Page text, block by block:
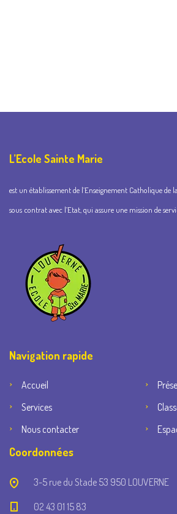
L’Ecole Sainte Marie
est un établissement de l’Enseignement Catholique de
sous contrat avec l’Etat, qui assure une mission de
Navigation rapide
Accueil
Services
Nous contacter
Coordonnées
3-5 rue du Stade 53 950 LOUVERNE
02 43 01 15 83